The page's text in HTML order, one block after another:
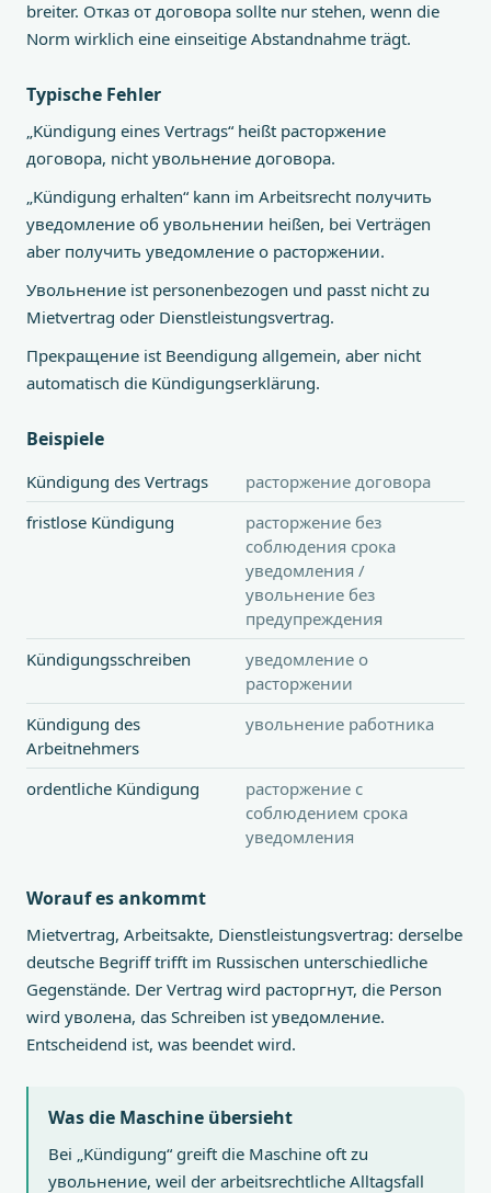
breiter. Отказ от договора sollte nur stehen, wenn die
Norm wirklich eine einseitige Abstandnahme trägt.
Typische Fehler
„Kündigung eines Vertrags“ heißt расторжение
договора, nicht увольнение договора.
„Kündigung erhalten“ kann im Arbeitsrecht получить
уведомление об увольнении heißen, bei Verträgen
aber получить уведомление о расторжении.
Увольнение ist personenbezogen und passt nicht zu
Mietvertrag oder Dienstleistungsvertrag.
Прекращение ist Beendigung allgemein, aber nicht
automatisch die Kündigungserklärung.
Beispiele
Kündigung des Vertrags
расторжение договора
fristlose Kündigung
расторжение без
соблюдения срока
уведомления /
увольнение без
предупреждения
Kündigungsschreiben
уведомление о
расторжении
Kündigung des
Arbeitnehmers
увольнение работника
ordentliche Kündigung
расторжение с
соблюдением срока
уведомления
Worauf es ankommt
Mietvertrag, Arbeitsakte, Dienstleistungsvertrag: derselbe
deutsche Begriff trifft im Russischen unterschiedliche
Gegenstände. Der Vertrag wird расторгнут, die Person
wird уволена, das Schreiben ist уведомление.
Entscheidend ist, was beendet wird.
Was die Maschine übersieht
Bei „Kündigung“ greift die Maschine oft zu
увольнение, weil der arbeitsrechtliche Alltagsfall